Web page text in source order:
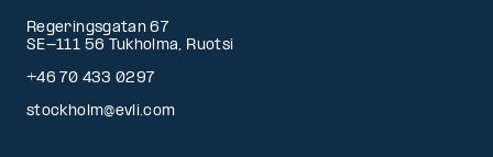
Regeringsgatan 67
SE-111 56 Tukholma, Ruotsi
+46 70 433 0297
stockholm@evli.com